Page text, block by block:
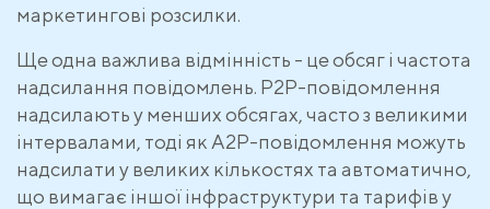
маркетингові розсилки.
Ще одна важлива відмінність - це обсяг і частота
надсилання повідомлень. P2P-повідомлення
надсилають у менших обсягах, часто з великими
інтервалами, тоді як A2P-повідомлення можуть
надсилати у великих кількостях та автоматично,
що вимагає іншої інфраструктури та тарифів у